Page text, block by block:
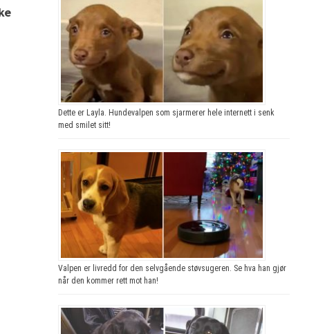
Dette er Layla. Hundevalpen som sjarmerer hele internett i senk
med smilet sitt!
Valpen er livredd for den selvgående støvsugeren. Se hva han gjør
når den kommer rett mot han!